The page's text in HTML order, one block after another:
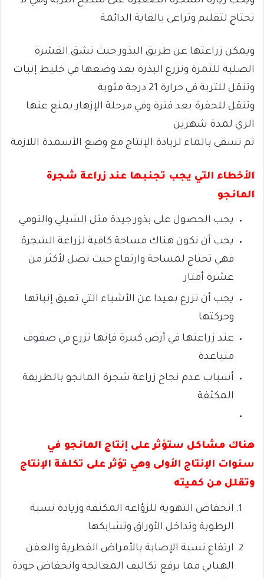
تحتاج لتقليم وتراعى بالقاية الدائمة
ويمكن زراعتها عن طريق البذور حيث تشق القشرة
الصلبة للثمرة وتزرع البذرة بعد وضعها في خليط إنبات
وتنقل للتربة في حرارة 21 درجة مئوية
وتنقل للحفرة بعد فترة وفي مرحلة الإزهار يمنع عنها
الري لمدة شهرين
ثم تسقى بالماء لزيادة الإنتاج مع وضع الأسمدة اللازمة
الأخطاء التي يجب تجنبها عند زراعة شجرة
المانجو
يجب الحصول على بذور جيدة مثل الشيلي والتومي
يجب أن نكون هناك مساحة كافية لزراعة الشجرة
فهي تحتاج لمساحة وارتفاع حيث تصل لأكثر من
عشرة أمتار
يجب أن تزرع بعيدا عن الأشياء التي تعيق إنباتها
وحركتها
عند زراعتها في أرض كبيرة فإنها تزرع في صفوف
متباعدة
أسباب عدم نجاح زراعة شجرة المانجو بالطريقة
المكثفة
هناك مشاكل ستؤثر على إنتاج المانجو في
سنوات الإنتاج الأولى وهي تؤثر على تكلفة الإنتاج
وتقلل من كميته
انخفاض التهوية للزؤاعة المكثفة وزيادة نسبة
الرطوبة وتداخل الأوراق وتشابكها
ارتفاع نسبة الإصابة بالأمراض الفطرية والعفن
الهبابي مما يرفع تكاليف المعالجة وانخفاض جودة